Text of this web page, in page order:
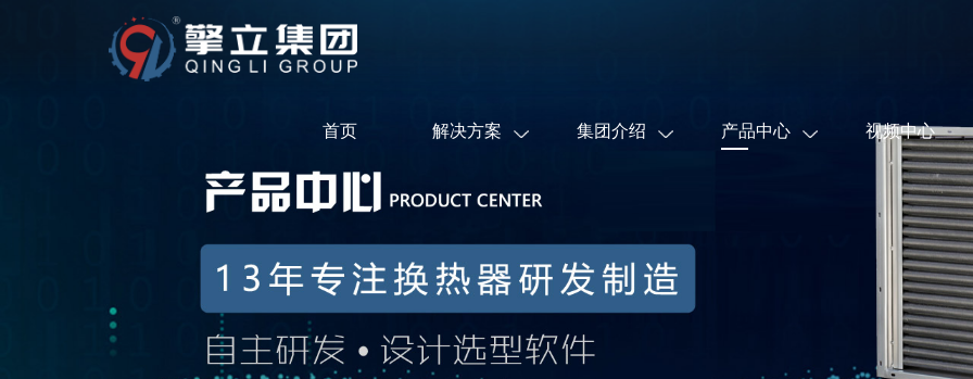
首页 解决方案 集团介绍 产品中心 视频中心